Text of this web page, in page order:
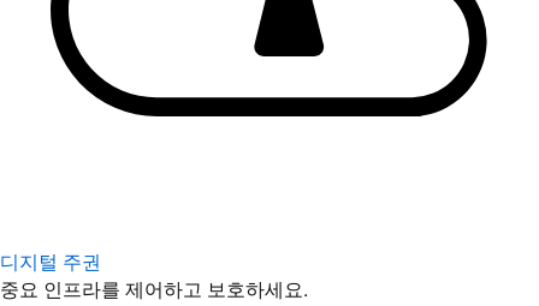
디지털 주권
중요 인프라를 제어하고 보호하세요.